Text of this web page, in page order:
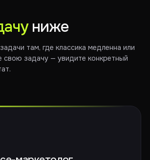
ниже
там, где классика медленна или
свою задачу — увидите конкретный